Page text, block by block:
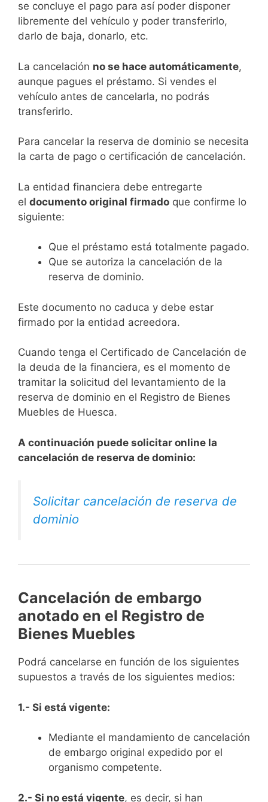
se concluye el pago para así poder disponer
libremente del vehículo y poder transferirlo,
darlo de baja, donarlo, etc.
La cancelación no se hace automáticamente,
aunque pagues el préstamo. Si vendes el
vehículo antes de cancelarla, no podrás
transferirlo.
Para cancelar la reserva de dominio se necesita
la carta de pago o certificación de cancelación.
La entidad financiera debe entregarte
el documento original firmado que confirme lo
siguiente:
Que el préstamo está totalmente pagado.
Que se autoriza la cancelación de la
reserva de dominio.
Este documento no caduca y debe estar
firmado por la entidad acreedora.
Cuando tenga el Certificado de Cancelación de
la deuda de la financiera, es el momento de
tramitar la solicitud del levantamiento de la
reserva de dominio en el Registro de Bienes
Muebles de Huesca.
A continuación puede solicitar online la
cancelación de reserva de dominio:
Solicitar cancelación de reserva de
dominio
Cancelación de embargo
anotado en el Registro de
Bienes Muebles
Podrá cancelarse en función de los siguientes
supuestos a través de los siguientes medios:
1.- Si está vigente:
Mediante el mandamiento de cancelación
de embargo original expedido por el
organismo competente.
2.- Si no está vigente, es decir, si han